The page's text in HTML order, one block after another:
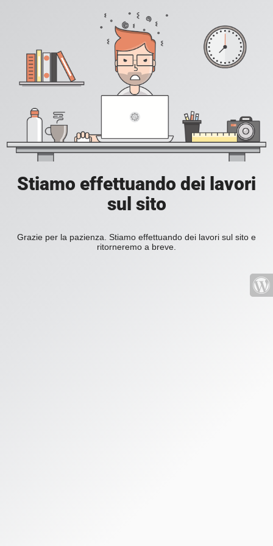
Stiamo effettuando dei lavori
sul sito
Grazie per la pazienza. Stiamo effettuando dei lavori sul sito e
ritorneremo a breve.